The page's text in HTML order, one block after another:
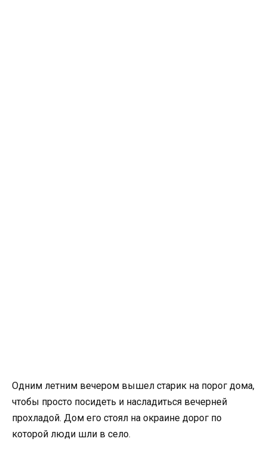
Одним летним вечером вышел старик на порог дома,
чтобы просто посидеть и насладиться вечерней
прохладой. Дом его стоял на окраине дорог по
которой люди шли в село.